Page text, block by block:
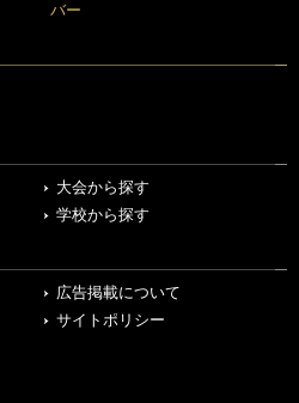
バー
大会から探す
学校から探す
広告掲載について
サイトポリシー